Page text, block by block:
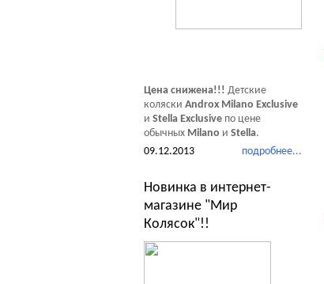
Цена снижена!!! Детские
коляски Androx Milano Exclusive
и Stella Exclusive по цене
обычных Milano и Stella.
подробнее...
09.12.2013
Новинка в интернет-
магазине "Мир
Колясок"!!